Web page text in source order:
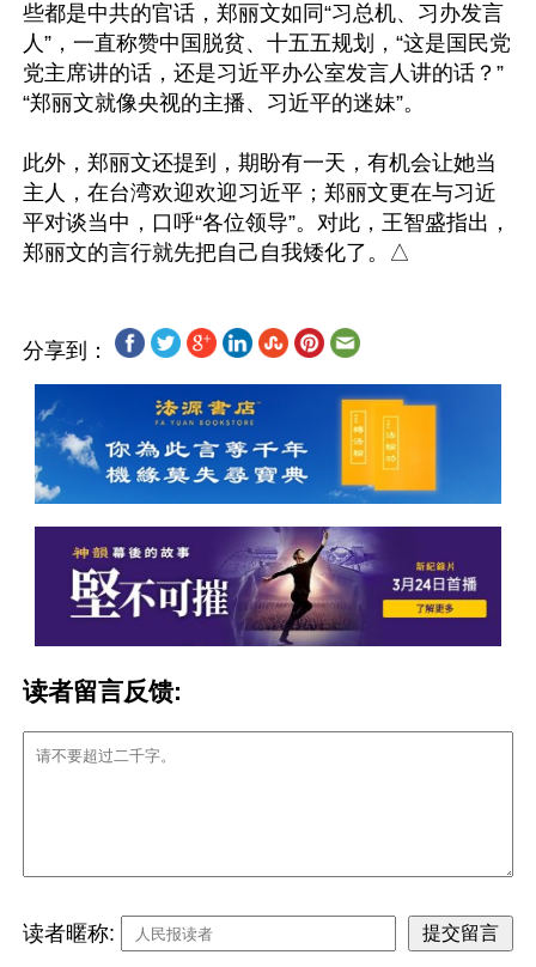
些都是中共的官话，郑丽文如同“习总机、习办发言
人”，一直称赞中国脱贫、十五五规划，“这是国民党
党主席讲的话，还是习近平办公室发言人讲的话？”
“郑丽文就像央视的主播、习近平的迷妹”。
此外，郑丽文还提到，期盼有一天，有机会让她当
主人，在台湾欢迎欢迎习近平；郑丽文更在与习近
平对谈当中，口呼“各位领导”。对此，王智盛指出，
分享到：
读者留言反馈:
读者暱称: